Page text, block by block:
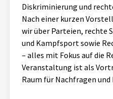
Aktuelles
Alle Beiträge
Veranstaltungen
Über uns
Projektbeschreibung
Diskriminierung und
Nach einer kurzen
wir über Parteien, rechte
und Kampfsport sowie
– alles mit Fokus auf die
Veranstaltung ist als
Raum für Nachfragen und